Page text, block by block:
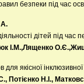
безпеки під час
А.
дітей під час
І.М.,Лященко
для якісної
Потієнко Н.І.,